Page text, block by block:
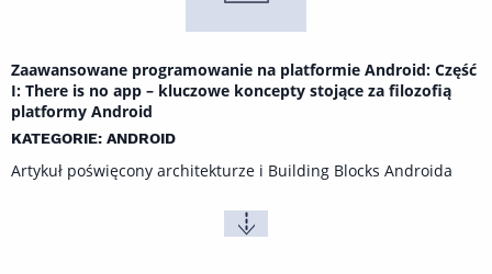
Zaawansowane programowanie na platformie Android: Część
I: There is no app – kluczowe koncepty stojące za filozofią
platformy Android
KATEGORIE: ANDROID
Artykuł poświęcony architekturze i Building Blocks Androida